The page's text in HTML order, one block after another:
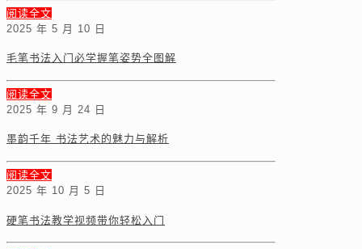
阅读全文
2025 年 5 月 10 日
毛笔书法入门必学握笔姿势全图解
阅读全文
2025 年 9 月 24 日
墨韵千年 书法艺术的魅力与解析
阅读全文
2025 年 10 月 5 日
硬笔书法教学视频带你轻松入门